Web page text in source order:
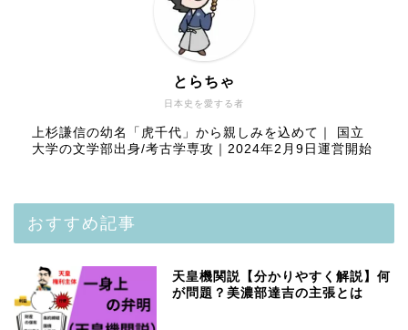
日本史を愛する者
とらちゃ
上杉謙信の幼名「虎千代」から親しみを込めて｜ 国立
大学の文学部出身/考古学専攻｜2024年2月9日運営開始
おすすめ記事
天皇機関説【分かりやすく解説】何
が問題？美濃部達吉の主張とは